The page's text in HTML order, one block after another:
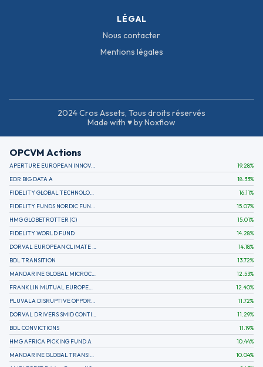
LÉGAL
Nous contacter
Mentions légales
2024 Cros Assets, Tous droits réservés
Made with ♥ by Noxflow
OPCVM Actions
APERTURE EUROPEAN INNOVATION 19.28%
EDR BIG DATA A
18.33%
16.11%
15.07%
HMG GLOBETROTTER (C)
15.01%
FIDELITY WORLD FUND
14.28%
14.18%
BDL TRANSITION
13.72%
12.53%
12.40%
11.72%
11.29%
BDL CONVICTIONS
11.19%
HMG AFRICA PICKING FUND A
10.44%
10.04%